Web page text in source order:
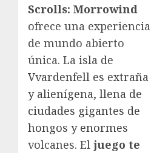
Scrolls: Morrowind
ofrece una experiencia
de mundo abierto
única. La isla de
Vvardenfell es extraña
y alienígena, llena de
ciudades gigantes de
hongos y enormes
volcanes. El juego te